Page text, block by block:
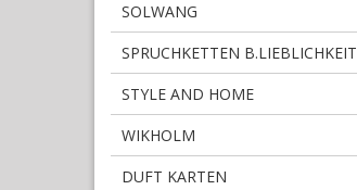
SOLWANG
SPRUCHKETTEN B.LIEBLICHKEIT
STYLE AND HOME
WIKHOLM
DUFT KARTEN